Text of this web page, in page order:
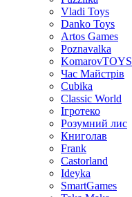
Vladi Toys
Danko Toys
Artos Games
Poznavalka
KomarovTOYS
Час Майстрів
Cubika
Classic World
Ігротеко
Розумний лис
Книголав
Frank
Castorland
Ideyka
SmartGames